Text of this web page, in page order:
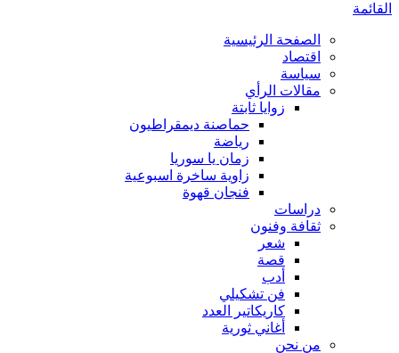
القائمة
الصفحة الرئيسية
اقتصاد
سياسة
مقالات الرأي
زوايا ثابتة
حماصنة ديمقراطيون
رياضة
زمان يا سوريا
زاوية ساخرة اسبوعية
فنجان قهوة
دراسات
ثقافة وفنون
شعر
قصة
أدب
فن تشكيلي
كاريكاتير العدد
أغاني ثورية
من نحن